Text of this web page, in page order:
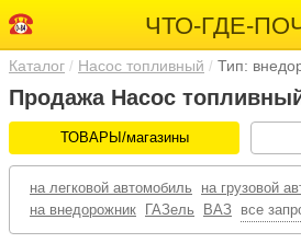
ЧТО-ГДЕ-
Каталог Насос топливный Тип:
Продажа Насос
ТОВАРЫ/магазины
на легковой автомобиль
на грузовой
на внедорожник
ГАЗель ВАЗ все